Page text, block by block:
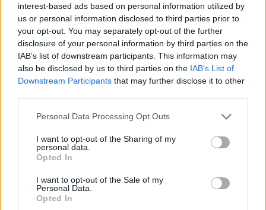
interest-based ads based on personal information utilized by
us or personal information disclosed to third parties prior to
your opt-out. You may separately opt-out of the further
disclosure of your personal information by third parties on the
IAB’s list of downstream participants. This information may
also be disclosed by us to third parties on the IAB’s List of
Downstream Participants that may further disclose it to other
Personal Data Processing Opt Outs
I want to opt-out of the Sharing of my
personal data.
Opted In
I want to opt-out of the Sale of my
Personal Data.
Opted In
Δράσεις του δήμου Αθηναίων για
την καταπολέμηση της
σεξουαλικής παρενόχλησης –
Συνάντηση Μπακογιάννη με
Γερουλάνο
σκοπιμότητα και κομματική αντιπαράθεση,
αναλαμβάνει μία σημαντική πρωτοβουλία, την ώρα που
το ελληνικό κίνημα #metoo γίνεται η αφορμή για να
έρθουν στο φως οι καταγγελίες θυμάτων, για τη
σεξουαλική παρενόχληση και την κακοποίηση που
υπέστησαν. «Στον δήμο Αθηναίων εστιάζουμε στην
02.03.2021 - 13.33